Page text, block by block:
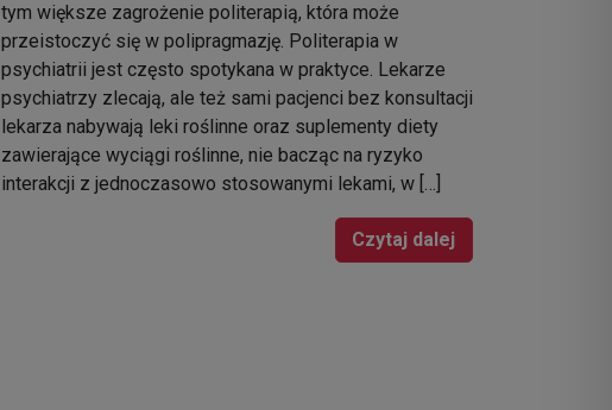
tym większe zagrożenie politerapią, która może
przeistoczyć się w polipragmazję. Politerapia w
psychiatrii jest często spotykana w praktyce. Lekarze
psychiatrzy zlecają, ale też sami pacjenci bez konsultacji
lekarza nabywają leki roślinne oraz suplementy diety
zawierające wyciągi roślinne, nie bacząc na ryzyko
interakcji z jednoczasowo stosowanymi lekami, w […]
Czytaj dalej